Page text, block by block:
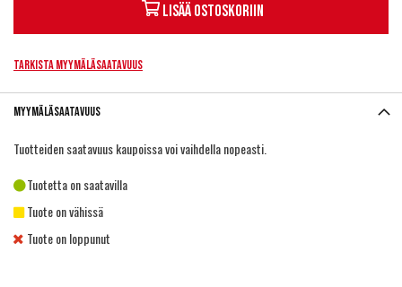
Lisää ostoskoriin
Tarkista myymäläsaatavuus
Myymäläsaatavuus
Tuotteiden saatavuus kaupoissa voi vaihdella nopeasti.
Tuotetta on saatavilla
Tuote on vähissä
Tuote on loppunut